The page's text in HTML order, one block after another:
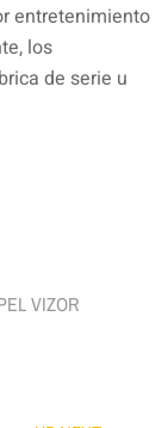
entretenimiento
los
de serie u
VIZOR